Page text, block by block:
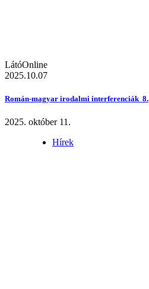
LátóOnline
2025.10.07
Román-magyar irodalmi interferenciák 8.
2025. október 11.
Hírek